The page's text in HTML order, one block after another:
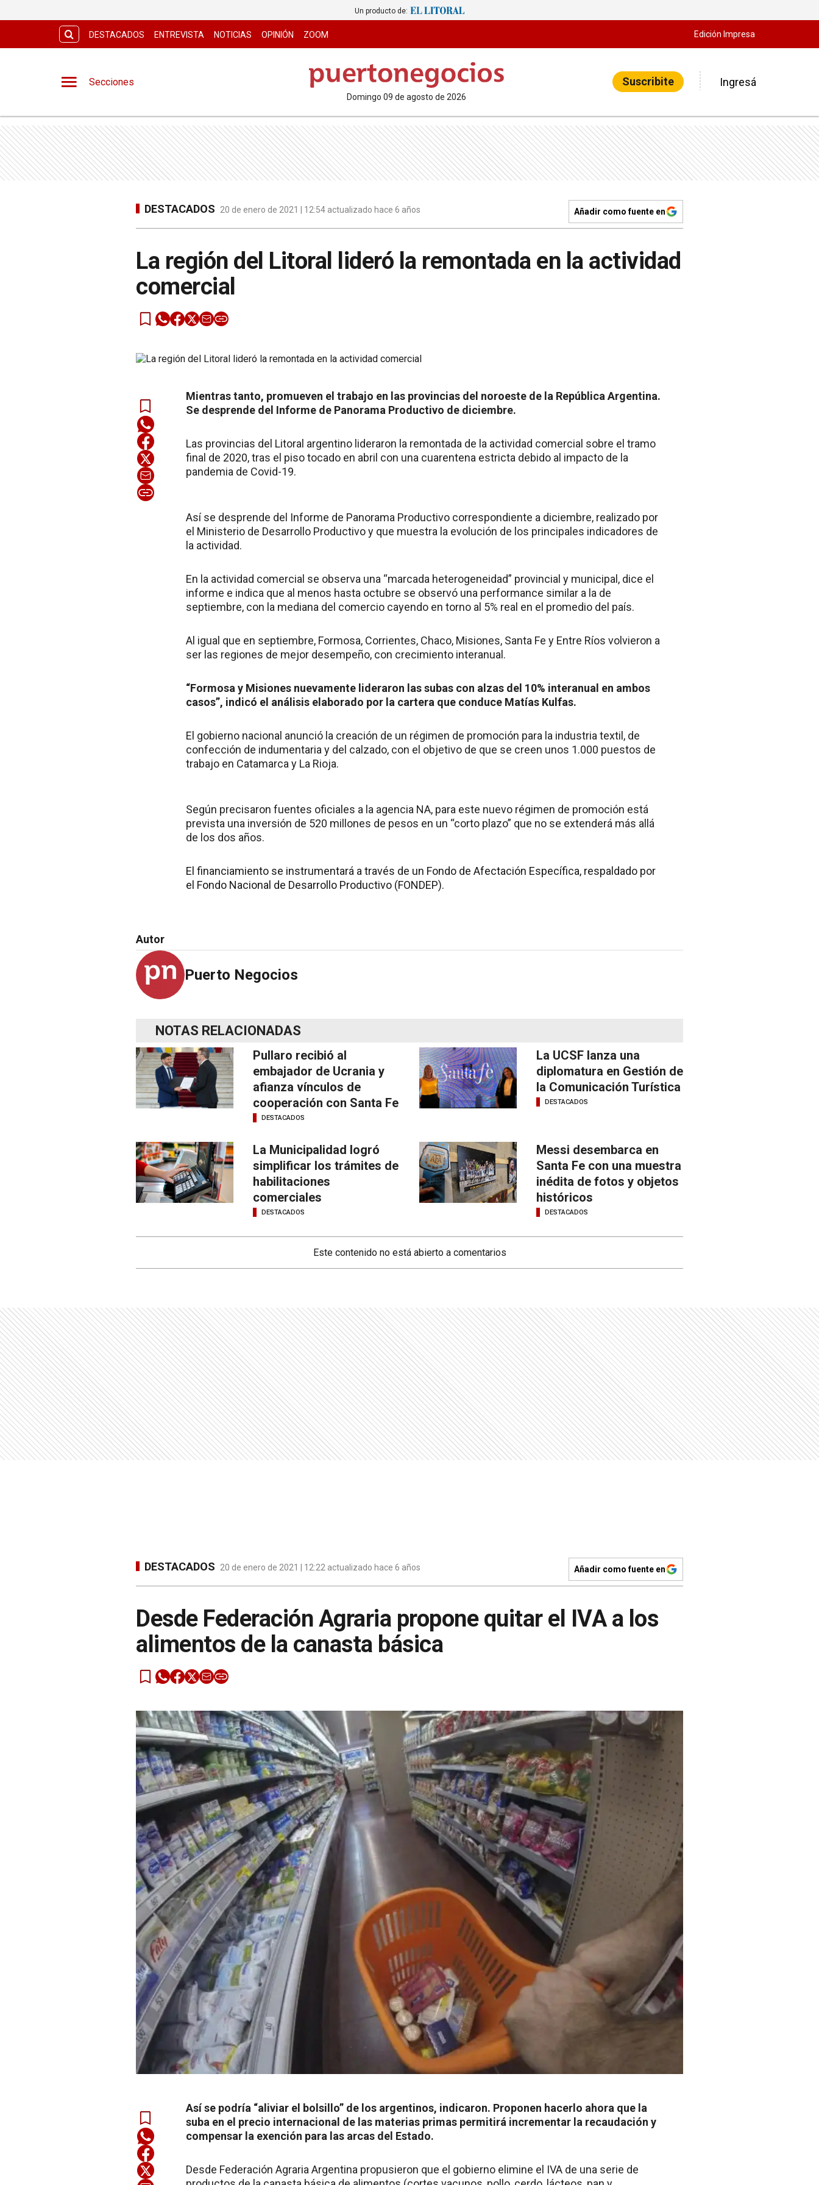
Un producto de:
DESTACADOS ENTREVISTA NOTICIAS OPINIÓN ZOOM Edición Impresa
Secciones
domingo 09 de agosto de 2026
Suscribite Ingresá
DESTACADOS 20 de enero de 2021 | 12:54 actualizado hace 6 años Añadir como fuente en
La región del Litoral lideró la remontada en la actividad
comercial
Mientras tanto, promueven el trabajo en las provincias del noroeste de la República Argentina.
Se desprende del Informe de Panorama Productivo de diciembre.
Las provincias del Litoral argentino lideraron la remontada de la actividad comercial sobre el tramo
final de 2020, tras el piso tocado en abril con una cuarentena estricta debido al impacto de la
pandemia de Covid-19.
Así se desprende del Informe de Panorama Productivo correspondiente a diciembre, realizado por
el Ministerio de Desarrollo Productivo y que muestra la evolución de los principales indicadores de
la actividad.
En la actividad comercial se observa una “marcada heterogeneidad” provincial y municipal, dice el
informe e indica que al menos hasta octubre se observó una performance similar a la de
septiembre, con la mediana del comercio cayendo en torno al 5% real en el promedio del país.
Al igual que en septiembre, Formosa, Corrientes, Chaco, Misiones, Santa Fe y Entre Ríos volvieron a
ser las regiones de mejor desempeño, con crecimiento interanual.
“Formosa y Misiones nuevamente lideraron las subas con alzas del 10% interanual en ambos
casos”, indicó el análisis elaborado por la cartera que conduce Matías Kulfas.
El gobierno nacional anunció la creación de un régimen de promoción para la industria textil, de
confección de indumentaria y del calzado, con el objetivo de que se creen unos 1.000 puestos de
trabajo en Catamarca y La Rioja.
Según precisaron fuentes oficiales a la agencia NA, para este nuevo régimen de promoción está
prevista una inversión de 520 millones de pesos en un “corto plazo” que no se extenderá más allá
de los dos años.
El financiamiento se instrumentará a través de un Fondo de Afectación Específica, respaldado por
el Fondo Nacional de Desarrollo Productivo (FONDEP).
Autor
Puerto Negocios
NOTAS RELACIONADAS
Pullaro recibió al
embajador de Ucrania y
afianza vínculos de
cooperación con Santa Fe
DESTACADOS
La UCSF lanza una
diplomatura en Gestión de
la Comunicación Turística
DESTACADOS
La Municipalidad logró
simplificar los trámites de
habilitaciones
comerciales
DESTACADOS
Messi desembarca en
Santa Fe con una muestra
inédita de fotos y objetos
históricos
DESTACADOS
Este contenido no está abierto a comentarios
DESTACADOS 20 de enero de 2021 | 12:22 actualizado hace 6 años Añadir como fuente en
Desde Federación Agraria propone quitar el IVA a los
alimentos de la canasta básica
Así se podría “aliviar el bolsillo” de los argentinos, indicaron. Proponen hacerlo ahora que la
suba en el precio internacional de las materias primas permitirá incrementar la recaudación y
compensar la exención para las arcas del Estado.
Desde Federación Agraria Argentina propusieron que el gobierno elimine el IVA de una serie de